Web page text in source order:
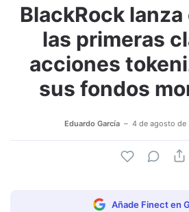
BlackRock lanza
las primeras
acciones
sus fondos
Eduardo García 4 de agosto de
Añade Finect en